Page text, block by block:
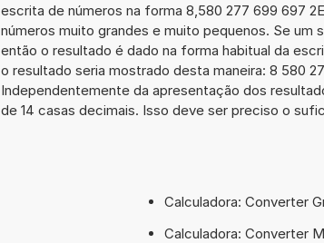
escrita de números na forma 8,580 277 699 697
números muito grandes e muito pequenos. Se um
então o resultado é dado na forma habitual da
o resultado seria mostrado desta maneira: 8 580
Independentemente da apresentação dos
de 14 casas decimais. Isso deve ser preciso o
Calculadora: Converter
Calculadora: Converter